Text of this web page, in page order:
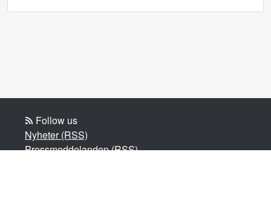
Follow us
Nyheter (RSS)
Pressmeddelanden (RSS)